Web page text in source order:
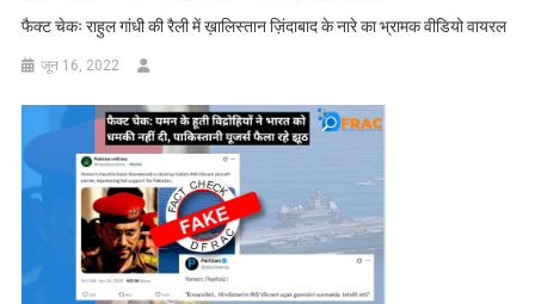
फैक्ट चेकः राहुल गांधी की रैली में ख़ालिस्तान ज़िंदाबाद के नारे का भ्रामक वीडियो वायरल
जून 16, 2022